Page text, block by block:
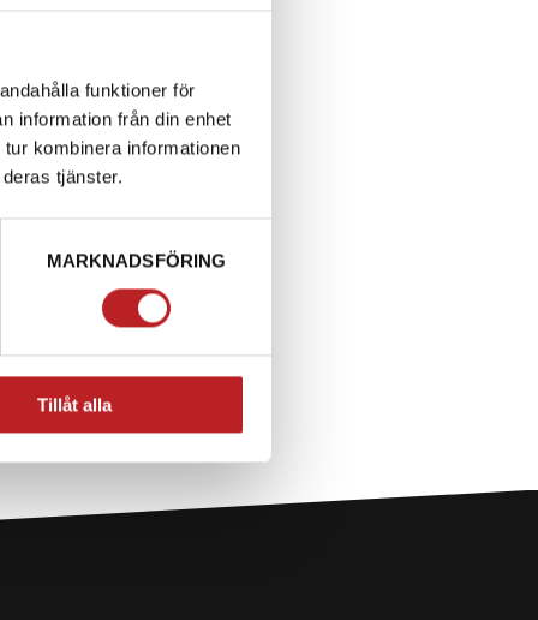
funktioner för
information från din enhet
kombinera informationen
tjänster.
MARKNADSFÖRING
Tillåt alla